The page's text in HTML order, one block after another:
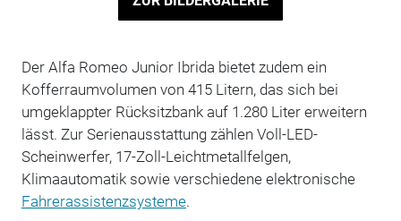
Der Alfa Romeo Junior Ibrida bietet zudem ein
Kofferraumvolumen von 415 Litern, das sich bei
umgeklappter Rücksitzbank auf 1.280 Liter erweitern
lässt. Zur Serienausstattung zählen Voll-LED-
Scheinwerfer, 17-Zoll-Leichtmetallfelgen,
Klimaautomatik sowie verschiedene elektronische
Fahrerassistenzsysteme.